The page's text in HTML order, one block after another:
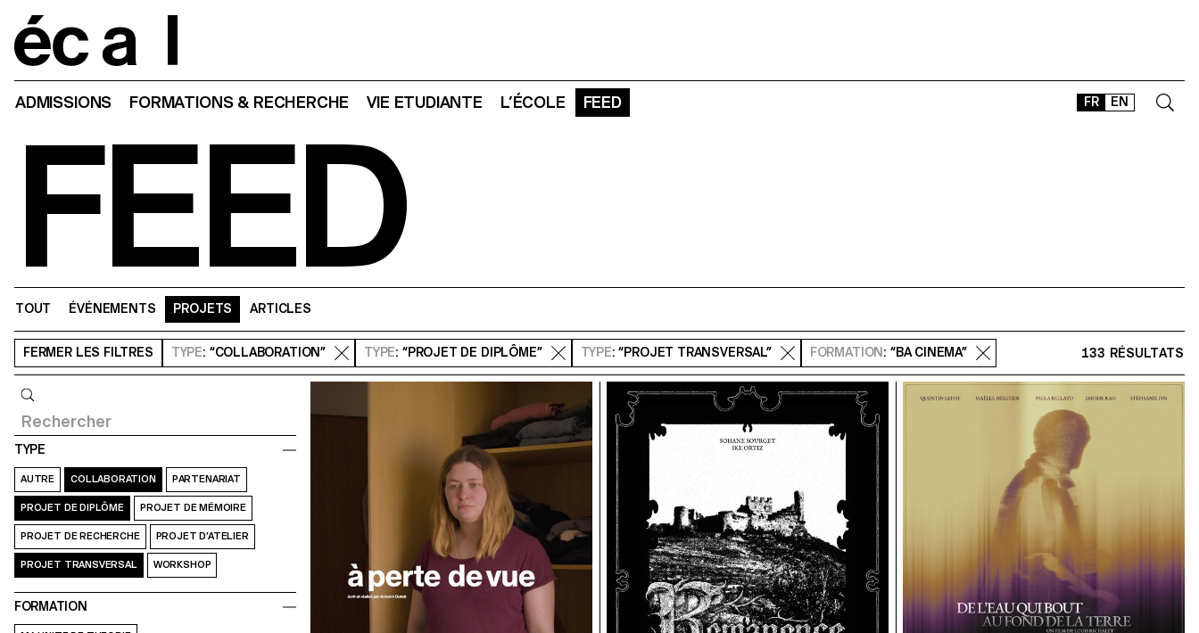
FR EN
ADMISSIONS FORMATIONS & RECHERCHE VIE ETUDIANTE L’ÉCOLE FEED
FEED
TOUT ÉVÉNEMENTS PROJETS ARTICLES
FERMER LES FILTRES TYPE: “COLLABORATION” TYPE: “PROJET DE DIPLÔME” TYPE: “PROJET TRANSVERSAL” FORMATION : “BA CINEMA” 133 RÉSULTATS
TYPE
AUTRE COLLABORATION PARTENARIAT
PROJET DE DIPLÔME PROJET DE MÉMOIRE
PROJET DE RECHERCHE PROJET D’ATELIER
PROJET TRANSVERSAL WORKSHOP
FORMATION